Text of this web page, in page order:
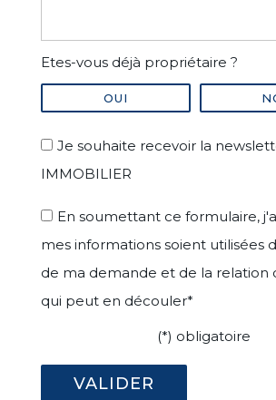
Etes-vous déjà propriétaire ?
OUI
Je souhaite recevoir la
IMMOBILIER
En soumettant ce formulaire,
mes informations soient utilisées
de ma demande et de la relation
qui peut en découler*
(*) obligatoire